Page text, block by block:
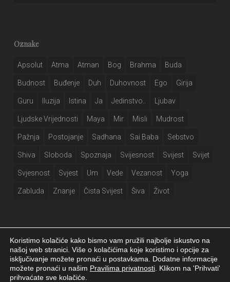
Oznake
Apsolut Atma Atman Bog Brahma Buda
Budnost Buđenje Duh Duhovnost Ego Girija
Guru Iluzija Istina Ja Jedinstvo.. Ljubav
Ljudske Vrijednosti Maya Mir Misli Mudrost
Pažnja Postojanje Sadhana Sai Baba Sebstvo
Shiva Sloboda Spoznaja Svijesnost Svijest Svijet
Svjesnost Svjest Um Vede Vezanost Yoga
Zabluda Znanje Čista Svijest Šiva Život
Girija.info 2026 |Izjava o privatnosti|Postavke kolačića|Izrada web
stranice
Koristimo kolačiće kako bismo vam pružili najbolje iskustvo na
našoj web stranici. Više o kolačićima koje koristimo i opcije za
isključivanje možete pronaći u postavkama. Dodatne informacije
možete pronaći u našim Pravilima privatnosti . Klikom na 'Prihvati'
prihvaćate sve kolačiće.